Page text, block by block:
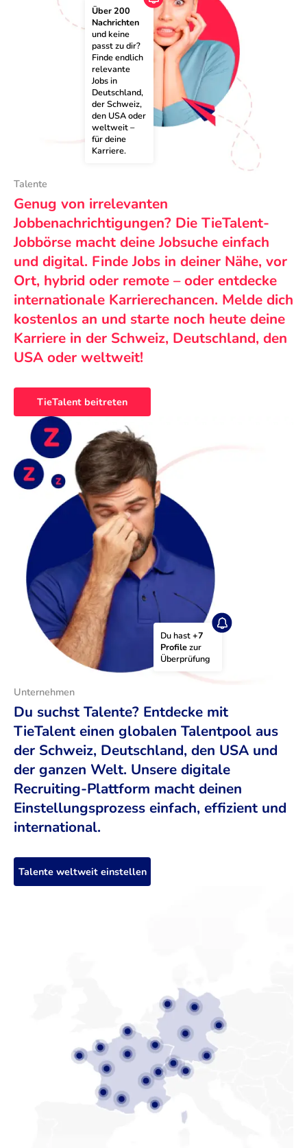
Über 200
Nachrichten
und keine
passt zu dir?
Finde endlich
relevante
Jobs in
Deutschland,
der Schweiz,
den USA oder
weltweit –
für deine
Karriere.
Talente
Genug von irrelevanten
Jobbenachrichtigungen? Die TieTalent-
Jobbörse macht deine Jobsuche einfach
und digital. Finde Jobs in deiner Nähe, vor
Ort, hybrid oder remote – oder entdecke
internationale Karrierechancen. Melde dich
kostenlos an und starte noch heute deine
Karriere in der Schweiz, Deutschland, den
USA oder weltweit!
TieTalent beitreten
Du hast +7
Profile zur
Überprüfung
Unternehmen
Du suchst Talente? Entdecke mit
TieTalent einen globalen Talentpool aus
der Schweiz, Deutschland, den USA und
der ganzen Welt. Unsere digitale
Recruiting-Plattform macht deinen
Einstellungsprozess einfach, effizient und
international.
Talente weltweit einstellen